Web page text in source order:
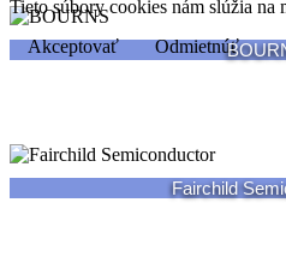
Fairchild
Tieto súbory cookies nám slúžia na
Akceptovať
Odmietnúť